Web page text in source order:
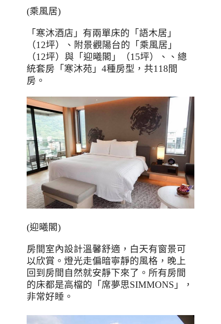
(乘風居)
「寒沐酒店」有兩單床的「語木居」
（12坪）、附景觀陽台的「乘風居」
（12坪）與「迎曦閣」（15坪）、、總
統套房「寒沐苑」 4種房型，共118間
房。
(迎曦閣)
房間室內設計溫馨舒適，白天有窗景可
以欣賞。燈光走偏暗寧靜的風格，晚上
回到房間自然就安靜下來了。所有房間
的床都是高檔的「席夢思SIMMONS 」，
非常好睡。